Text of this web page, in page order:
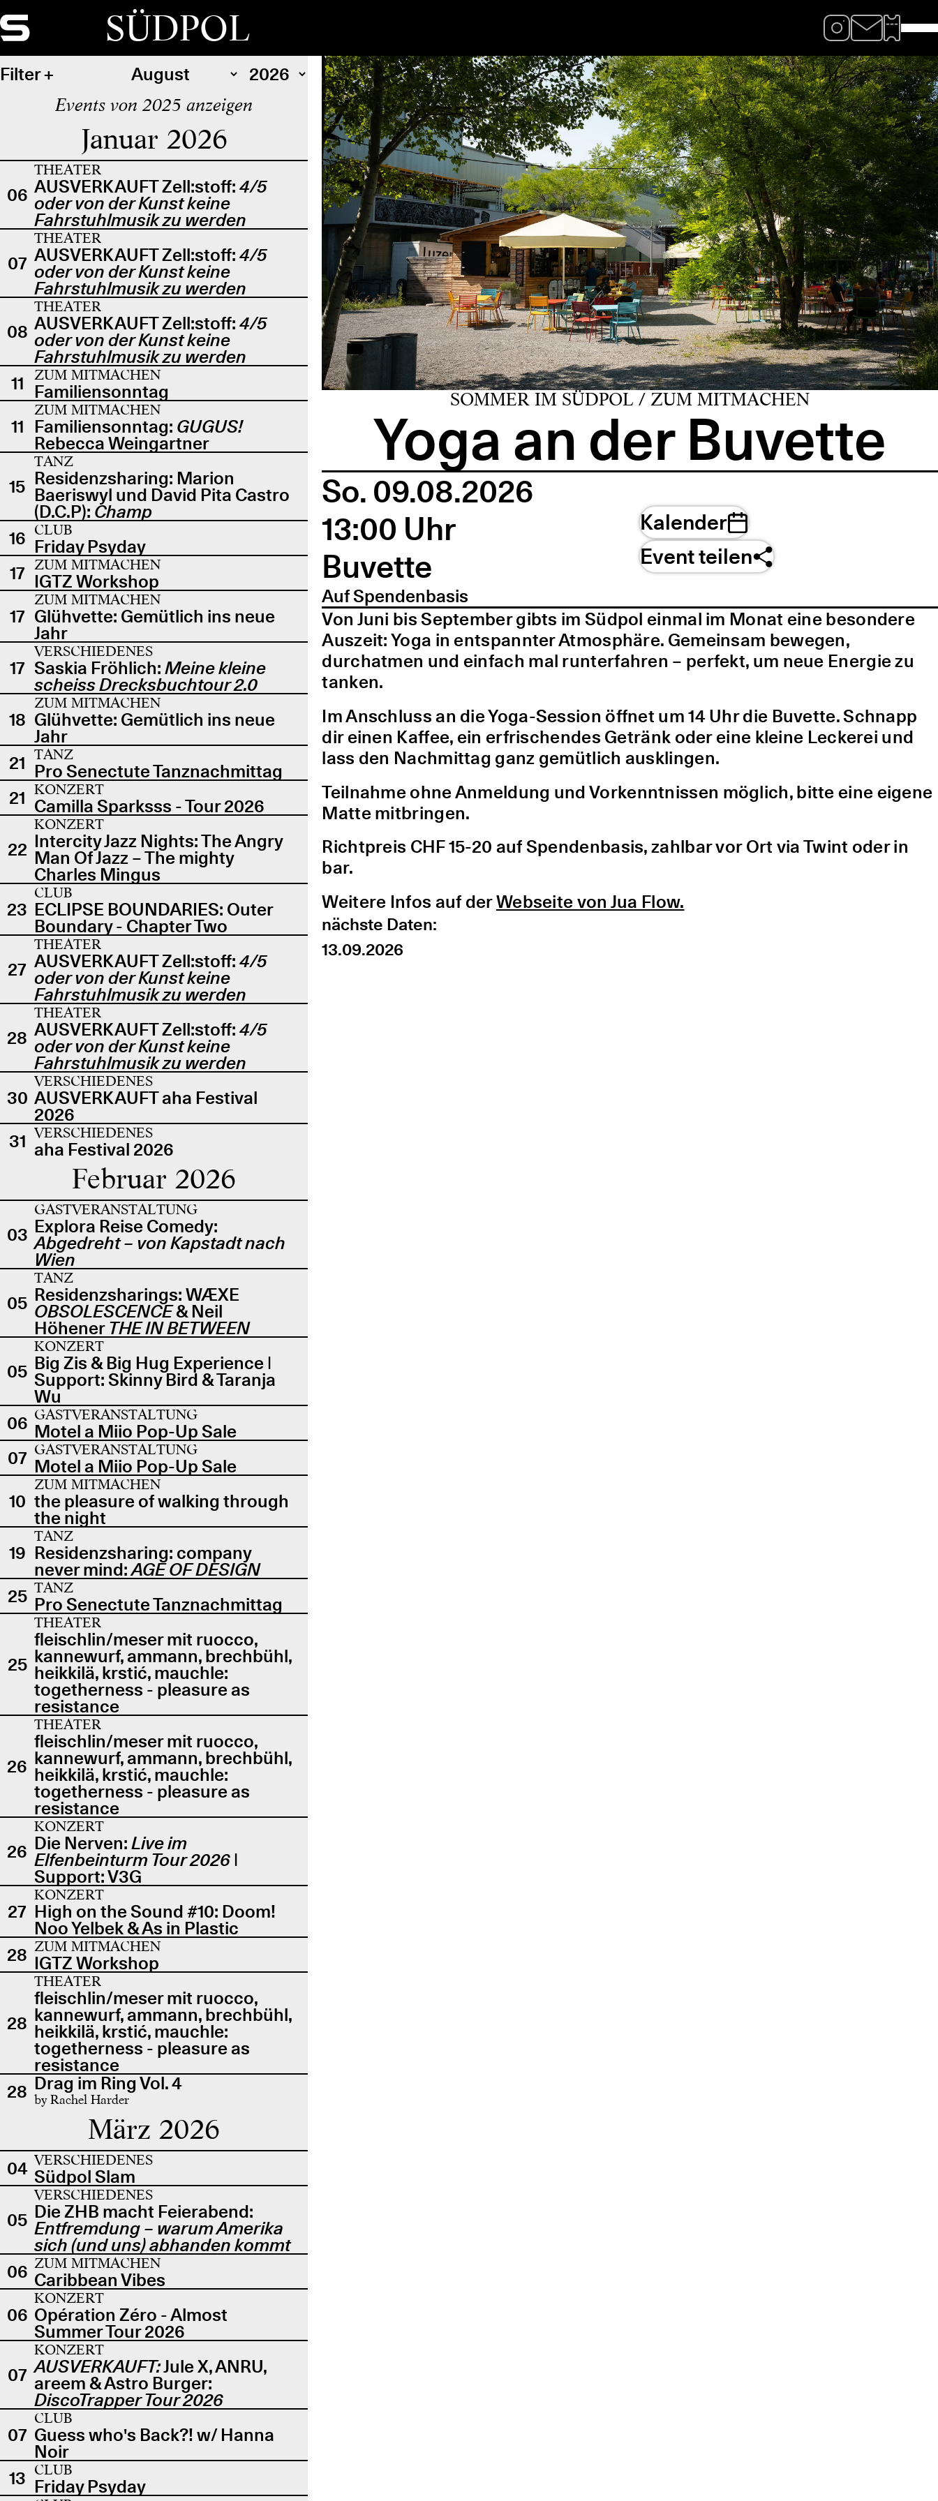
SÜDPOL
Filter
Events von 2025 anzeigen
Januar 2026
06
THEATER
AUSVERKAUFT Zell:stoff: 4/5
oder von der Kunst keine
Fahrstuhlmusik zu werden
07
THEATER
AUSVERKAUFT Zell:stoff: 4/5
oder von der Kunst keine
Fahrstuhlmusik zu werden
08
THEATER
AUSVERKAUFT Zell:stoff: 4/5
oder von der Kunst keine
Fahrstuhlmusik zu werden
11
ZUM MITMACHEN
Familiensonntag
11
ZUM MITMACHEN
Familiensonntag: GUGUS!
Rebecca Weingartner
15
TANZ
Residenzsharing: Marion
Baeriswyl und David Pita Castro
(D.C.P): Champ
16 CLUB
Friday Psyday
17 ZUM MITMACHEN
IGTZ Workshop
17
ZUM MITMACHEN
Glühvette: Gemütlich ins neue
Jahr
17
VERSCHIEDENES
Saskia Fröhlich: Meine kleine
scheiss Drecksbuchtour 2.0
18
ZUM MITMACHEN
Glühvette: Gemütlich ins neue
Jahr
21 TANZ
Pro Senectute Tanznachmittag
21 KONZERT
Camilla Sparksss - Tour 2026
22
KONZERT
Intercity Jazz Nights: The Angry
Man Of Jazz – The mighty
Charles Mingus
23
CLUB
ECLIPSE BOUNDARIES: Outer
Boundary - Chapter Two
27
THEATER
AUSVERKAUFT Zell:stoff: 4/5
oder von der Kunst keine
Fahrstuhlmusik zu werden
28
THEATER
AUSVERKAUFT Zell:stoff: 4/5
oder von der Kunst keine
Fahrstuhlmusik zu werden
30
VERSCHIEDENES
AUSVERKAUFT aha Festival
2026
31 VERSCHIEDENES
aha Festival 2026
Februar 2026
03
GASTVERANSTALTUNG
Explora Reise Comedy:
Abgedreht – von Kapstadt nach
Wien
05
TANZ
Residenzsharings: WÆXE
OBSOLESCENCE& Neil
Höhener THE IN BETWEEN
05
KONZERT
Big Zis & Big Hug Experience |
Support: Skinny Bird & Taranja
Wu
06 GASTVERANSTALTUNG
Motel a Miio Pop-Up Sale
07 GASTVERANSTALTUNG
Motel a Miio Pop-Up Sale
10
ZUM MITMACHEN
the pleasure of walking through
the night
19
TANZ
Residenzsharing: company
never mind:AGE OF DESIGN
25 TANZ
Pro Senectute Tanznachmittag
25
THEATER
fleischlin/meser mit ruocco,
kannewurf, ammann, brechbühl,
heikkilä, krstić, mauchle:
togetherness - pleasure as
resistance
26
THEATER
fleischlin/meser mit ruocco,
kannewurf, ammann, brechbühl,
heikkilä, krstić, mauchle:
togetherness - pleasure as
resistance
26
KONZERT
Die Nerven:Live im
Elfenbeinturm Tour 2026 |
Support: V3G
27
KONZERT
High on the Sound #10: Doom!
Noo Yelbek & As in Plastic
28 ZUM MITMACHEN
IGTZ Workshop
28
THEATER
fleischlin/meser mit ruocco,
kannewurf, ammann, brechbühl,
heikkilä, krstić, mauchle:
togetherness - pleasure as
resistance
28 Drag im Ring Vol. 4
by Rachel Harder
März 2026
04 VERSCHIEDENES
Südpol Slam
05
VERSCHIEDENES
Die ZHB macht Feierabend:
Entfremdung – warum Amerika
sich (und uns) abhanden kommt
06 ZUM MITMACHEN
Caribbean Vibes
06
KONZERT
Opération Zéro - Almost
Summer Tour 2026
07
KONZERT
AUSVERKAUFT:Jule X, ANRU,
areem & Astro Burger:
DiscoTrapper Tour 2026
07
CLUB
Guess who's Back?! w/ Hanna
Noir
13 CLUB
Friday Psyday
SOMMER IM SÜDPOL / ZUM MITMACHEN
Yoga an der Buvette
So. 09.08.2026
13:00 Uhr
Buvette
Auf Spendenbasis
Kalender
Event teilen
Von Juni bis September gibts im Südpol einmal im Monat eine besondere
Auszeit: Yoga in entspannter Atmosphäre. Gemeinsam bewegen,
durchatmen und einfach mal runterfahren – perfekt, um neue Energie zu
tanken.
Im Anschluss an die Yoga-Session öffnet um 14 Uhr die Buvette. Schnapp
dir einen Kaffee, ein erfrischendes Getränk oder eine kleine Leckerei und
lass den Nachmittag ganz gemütlich ausklingen.
Teilnahme ohne Anmeldung und Vorkenntnissen möglich, bitte eine eigene
Matte mitbringen.
Richtpreis CHF 15-20 auf Spendenbasis, zahlbar vor Ort via Twint oder in
bar.
Weitere Infos auf derWebseite von Jua Flow.
nächste Daten:
13.09.2026